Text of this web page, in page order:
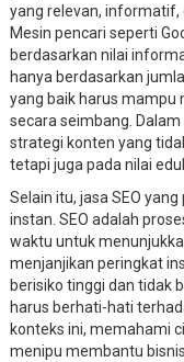
yang relevan, informatif,
Mesin pencari seperti
berdasarkan nilai
hanya berdasarkan
yang baik harus mampu
secara seimbang.
strategi konten yang
tetapi juga pada nilai
Selain itu, jasa SEO
instan. SEO adalah
waktu untuk
menjanjikan peringkat
berisiko tinggi dan tidak
harus berhati-hati
konteks ini, memahami
menipu membantu